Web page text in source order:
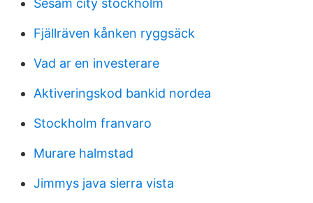
Sesam city stockholm
Fjällräven kånken ryggsäck
Vad ar en investerare
Aktiveringskod bankid nordea
Stockholm franvaro
Murare halmstad
Jimmys java sierra vista